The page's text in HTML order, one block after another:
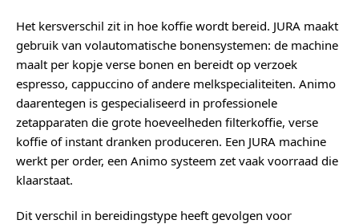
Het kersverschil zit in hoe koffie wordt bereid. JURA maakt
gebruik van volautomatische bonensystemen: de machine
maalt per kopje verse bonen en bereidt op verzoek
espresso, cappuccino of andere melkspecialiteiten. Animo
daarentegen is gespecialiseerd in professionele
zetapparaten die grote hoeveelheden filterkoffie, verse
koffie of instant dranken produceren. Een JURA machine
werkt per order, een Animo systeem zet vaak voorraad die
klaarstaat.
Dit verschil in bereidingstype heeft gevolgen voor